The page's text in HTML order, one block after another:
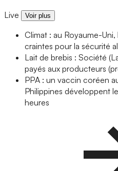
Live Voir plus
Climat : au Royaume-
craintes pour la sécurité
Lait de brebis : Société
payés aux producteurs
PPA : un vaccin coréen
Philippines développent
heures